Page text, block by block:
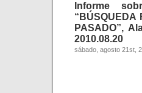
Informe
“BÚSQUEDA
PASADO”,
2010.08.20
sábado, agosto 21st,